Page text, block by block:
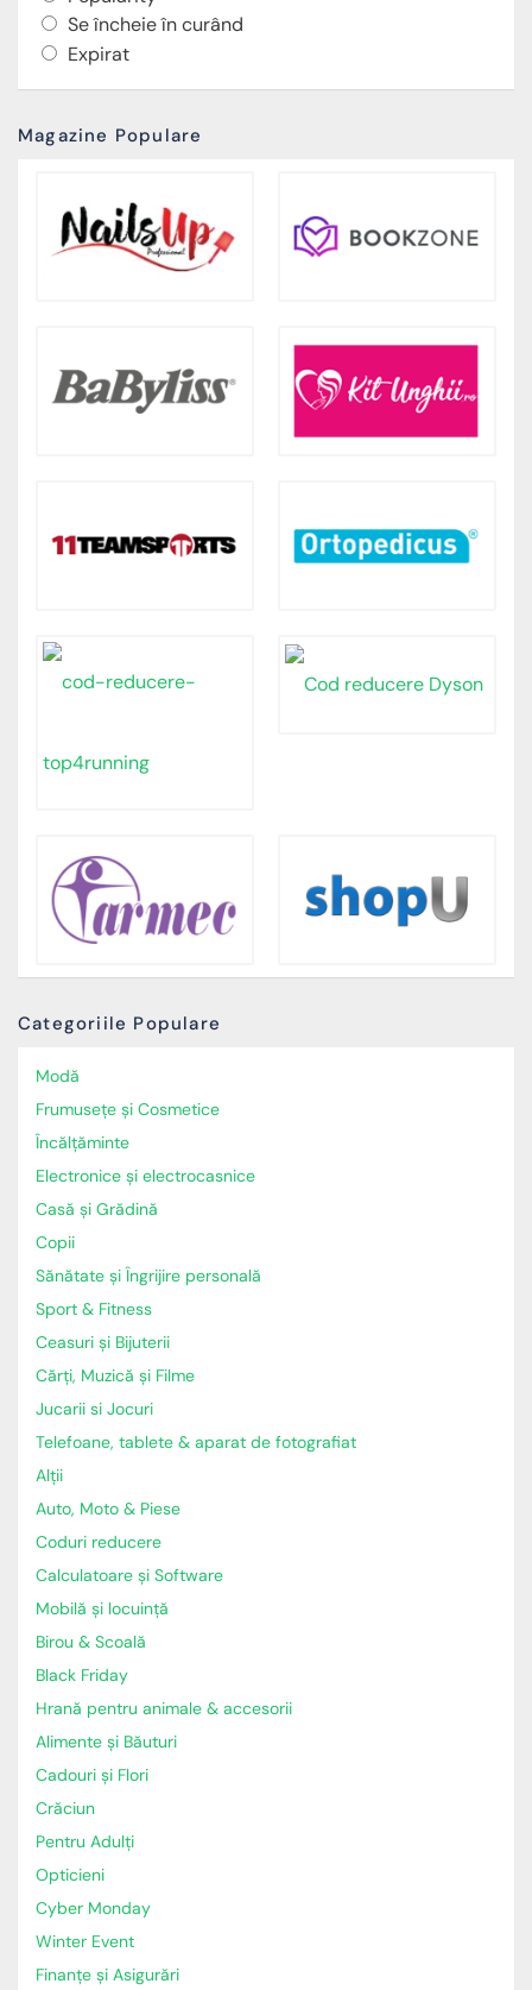
Se încheie în curând
Expirat
Magazine Populare
Categoriile Populare
Modă
Frumusețe și Cosmetice
Încălţăminte
Electronice și electrocasnice
Casă și Grădină
Copii
Sănătate și Îngrijire personală
Sport & Fitness
Ceasuri și Bijuterii
Cărți, Muzică și Filme
Jucarii si Jocuri
Telefoane, tablete & aparat de fotografiat
Alții
Auto, Moto & Piese
Coduri reducere
Calculatoare și Software
Mobilă și locuință
Birou & Scoală
Black Friday
Hrană pentru animale & accesorii
Alimente și Băuturi
Cadouri și Flori
Crăciun
Pentru Adulți
Opticieni
Cyber Monday
Winter Event
Finanțe și Asigurări